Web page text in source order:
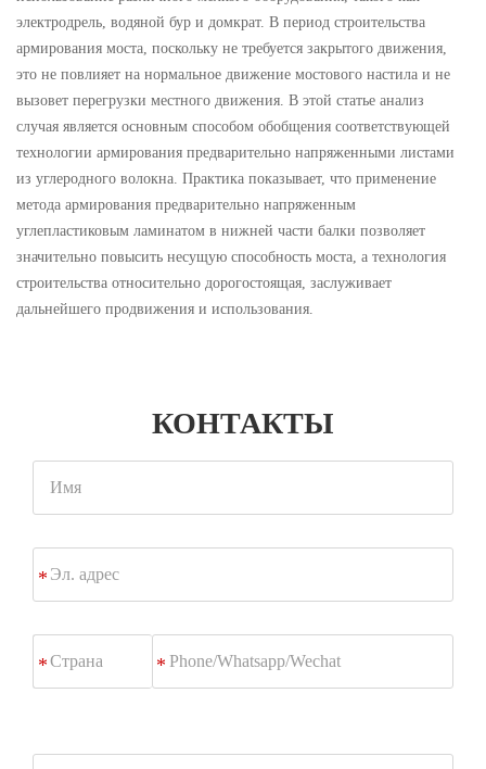
электродрель, водяной бур и домкрат. В период строительства
армирования моста, поскольку не требуется закрытого движения,
это не повлияет на нормальное движение мостового настила и не
вызовет перегрузки местного движения. В этой статье анализ
случая является основным способом обобщения соответствующей
технологии армирования предварительно напряженными листами
из углеродного волокна. Практика показывает, что применение
метода армирования предварительно напряженным
углепластиковым ламинатом в нижней части балки позволяет
значительно повысить несущую способность моста, а технология
строительства относительно дорогостоящая, заслуживает
дальнейшего продвижения и использования.
КОНТАКТЫ
*
адрес
*